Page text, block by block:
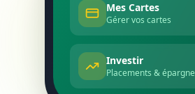
Mes Cartes
Gérer vos cartes
Investir
Placements & épargne